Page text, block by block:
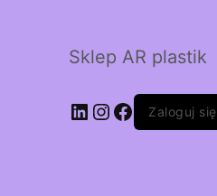
Sklep AR plastik
LinkedIn
Instagram
Facebook
Zaloguj się